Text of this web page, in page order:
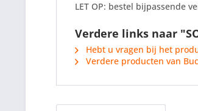
LET OP: bestel bijpassende
Verdere links naar
Hebt u vragen bij het
Verdere producten van